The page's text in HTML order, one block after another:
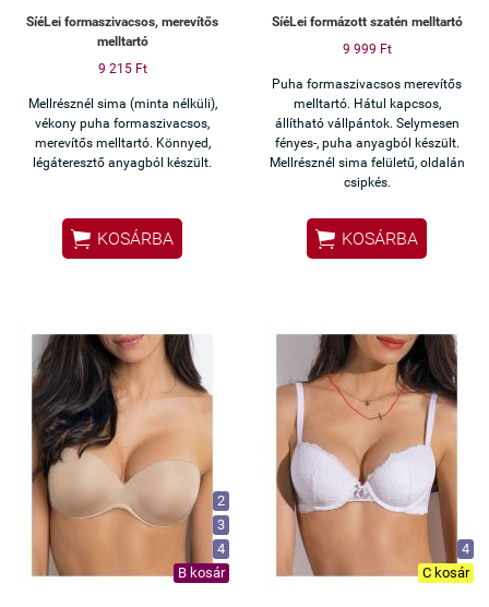
SíéLei formaszivacsos, merevítős
melltartó
9 215 Ft
Mellrésznél sima (minta nélküli),
vékony puha formaszivacsos,
merevítős melltartó. Könnyed,
légáteresztő anyagból készült.
 KOSÁRBA
SíéLei formázott szatén melltartó
9 999 Ft
Puha formaszivacsos merevítős
melltartó. Hátul kapcsos,
állítható vállpántok. Selymesen
fényes-, puha anyagból készült.
Mellrésznél sima felületű, oldalán
csipkés.
 KOSÁRBA
2
3
4
B kosár
4
C kosár